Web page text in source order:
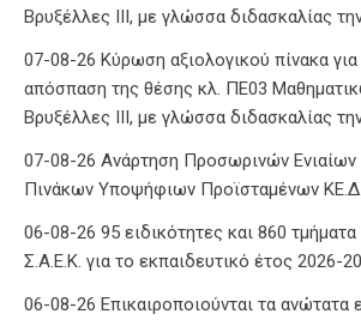
Βρυξέλλες ΙΙΙ, με γλώσσα διδασκαλίας
07-08-26 Κύρωση αξιολογικού πίνακα
απόσπαση της θέσης κλ. ΠΕ03
Βρυξέλλες ΙΙΙ, με γλώσσα διδασκαλίας
07-08-26 Ανάρτηση Προσωρινών Ενιαίων
Πινάκων Υποψήφιων Προϊσταμένων
06-08-26 95 ειδικότητες και 860
Σ.Α.Ε.Κ. για το εκπαιδευτικό έτος 2026-
06-08-26 Επικαιροποιούνται τα ανώτατα